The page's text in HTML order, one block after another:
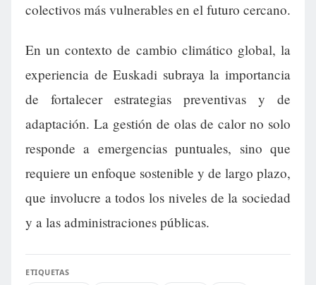
colectivos más vulnerables en el futuro cercano.
En un contexto de cambio climático global, la
experiencia de Euskadi subraya la importancia
de fortalecer estrategias preventivas y de
adaptación. La gestión de olas de calor no solo
responde a emergencias puntuales, sino que
requiere un enfoque sostenible y de largo plazo,
que involucre a todos los niveles de la sociedad
y a las administraciones públicas.
ETIQUETAS